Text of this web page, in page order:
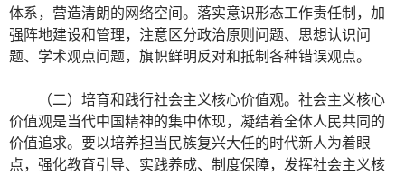
体系，营造清朗的网络空间。落实意识形态工作责任制，加
强阵地建设和管理，注意区分政治原则问题、思想认识问
题、学术观点问题，旗帜鲜明反对和抵制各种错误观点。
（二）培育和践行社会主义核心价值观。社会主义核心
价值观是当代中国精神的集中体现，凝结着全体人民共同的
价值追求。要以培养担当民族复兴大任的时代新人为着眼
点，强化教育引导、实践养成、制度保障，发挥社会主义核